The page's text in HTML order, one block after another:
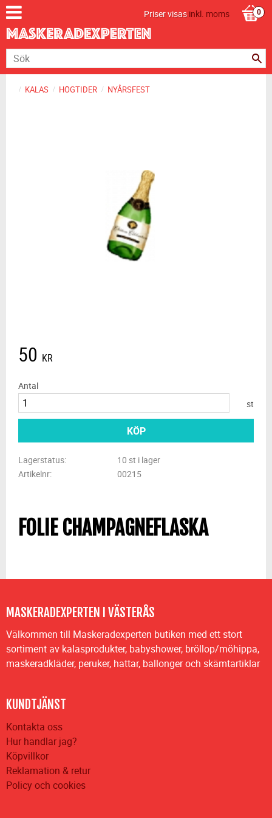
Priser visasinkl. moms
KALAS HÖGTIDER NYÅRSFEST
50 KR
Antal
st
KÖP
Lagerstatus
10 st i lager
Artikelnr
00215
FOLIE CHAMPAGNEFLASKA
MASKERADEXPERTEN I VÄSTERÅS
Välkommen till Maskeradexperten butiken med ett stort
sortiment av kalasprodukter, babyshower, bröllop/möhippa,
maskeradkläder, peruker, hattar, ballonger och skämtartiklar
KUNDTJÄNST
Kontakta oss
Hur handlar jag?
Köpvillkor
Reklamation & retur
Policy och cookies